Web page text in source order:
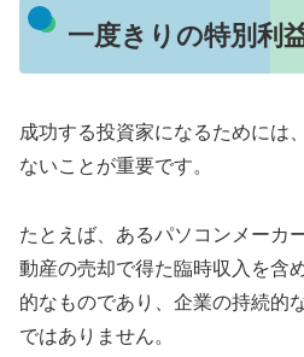
一度きりの特別利
成功する投資家になるためには
ないことが重要です。
たとえば、あるパソコンメーカ
動産の売却で得た臨時収入を含
的なものであり、企業の持続的
ではありません。